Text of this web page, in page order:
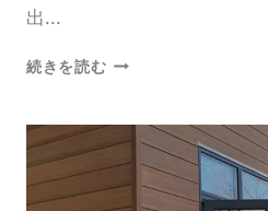
出...
続きを読む木
ラ
ス